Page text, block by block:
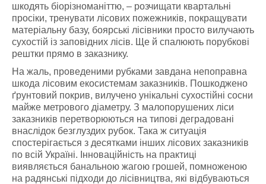
шкодять біорізноманіттю, – розчищати квартальні
просіки, тренувати лісових пожежників, покращувати
матеріальну базу, боярські лісівники просто вилучають
сухостій із заповідних лісів. Ще й спалюють порубкові
рештки прямо в заказнику.
На жаль, проведеними рубками завдана непоправна
шкода лісовим екосистемам заказників. Пошкоджено
ґрунтовий покрив, вилучено унікальні сухостійні сосни
майже метрового діаметру. З малопорушених ліси
заказників перетворюються на типові деградовані
внаслідок безглуздих рубок. Така ж ситуація
спостерігається з десятками інших лісових заказників
по всій Україні. Інноваційність на практиці
виявляється банальною жагою грошей, помноженою
на радянські підходи до лісівництва, які відбуваються